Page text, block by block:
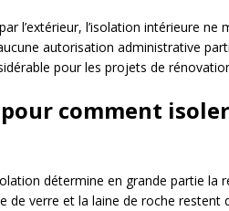
l’extérieur, l’isolation intérieure ne
autorisation administrative
pour les projets de
comment
détermine en grande partie la
de verre et la laine de roche